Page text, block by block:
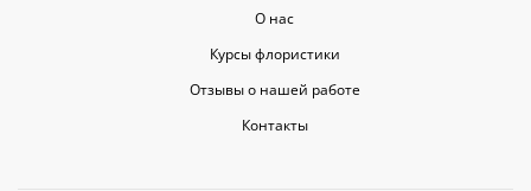
О нас
Курсы флористики
Отзывы о нашей работе
Контакты